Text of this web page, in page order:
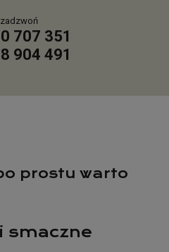
707 351
904 491
prostu warto
smaczne